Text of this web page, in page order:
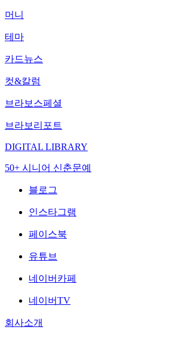
머니
테마
카드뉴스
컷&칼럼
브라보스페셜
브라보리포트
DIGITAL LIBRARY
50+ 시니어 신춘문예
블로그
인스타그램
페이스북
유튜브
네이버카페
네이버TV
회사소개